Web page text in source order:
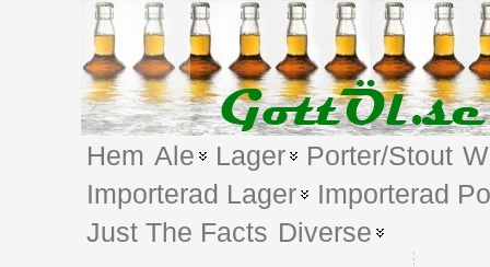
Hem Ale Lager Porter/Stout
Importerad Lager
Importerad
Just The Facts Diverse